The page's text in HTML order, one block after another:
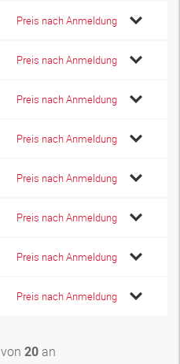
Preis nach Anmeldung
Preis nach Anmeldung
Preis nach Anmeldung
Preis nach Anmeldung
Preis nach Anmeldung
Preis nach Anmeldung
Preis nach Anmeldung
Preis nach Anmeldung
von 20 an